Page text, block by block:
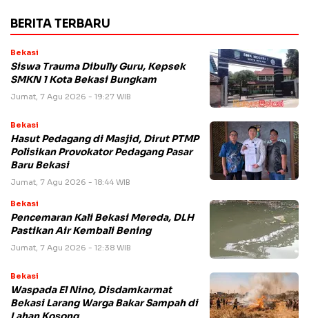
BERITA TERBARU
Bekasi
Siswa Trauma Dibully Guru, Kepsek
SMKN 1 Kota Bekasi Bungkam
Jumat, 7 Agu 2026 - 19:27 WIB
Bekasi
Hasut Pedagang di Masjid, Dirut PTMP
Polisikan Provokator Pedagang Pasar
Baru Bekasi
Jumat, 7 Agu 2026 - 18:44 WIB
Bekasi
Pencemaran Kali Bekasi Mereda, DLH
Pastikan Air Kembali Bening
Jumat, 7 Agu 2026 - 12:38 WIB
Bekasi
Waspada El Nino, Disdamkarmat
Bekasi Larang Warga Bakar Sampah di